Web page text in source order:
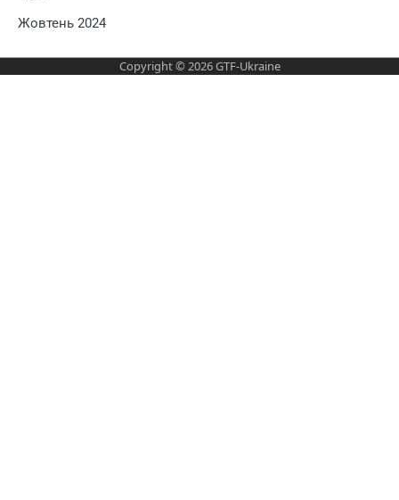
Жовтень 2024
Copyright © 2026GTF-Ukraine